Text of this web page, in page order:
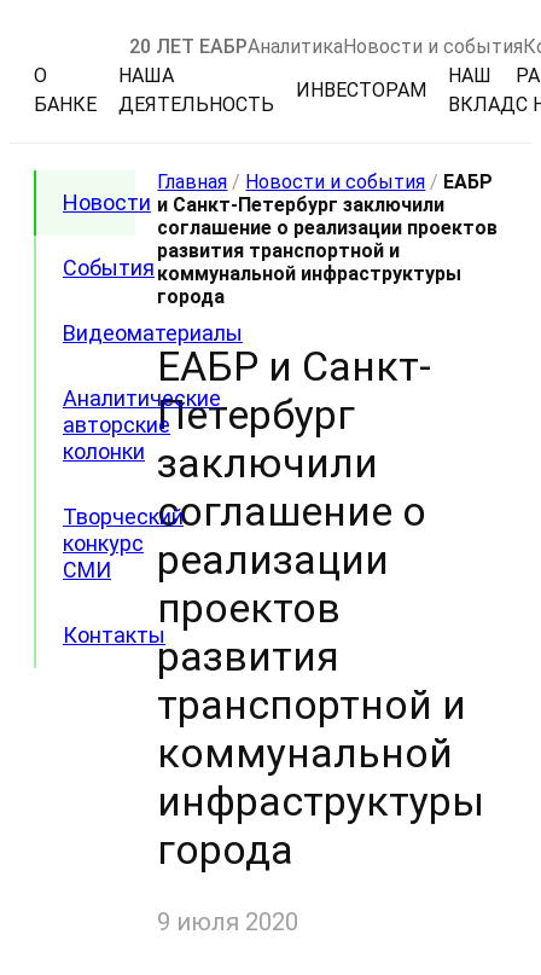
20 ЛЕТ ЕАБРАналитикаНовости и события
О
БАНКЕ
НАША
ДЕЯТЕЛЬНОСТЬ
ИНВЕСТОРАМ
НАШ
ВКЛАДС
Новости
События
Видеоматериалы
Аналитические
авторские
колонки
Творческий
конкурс
СМИ
Контакты
Главная / Новости и события / ЕАБР
и Санкт-Петербург заключили
соглашение о реализации проектов
развития транспортной и
коммунальной инфраструктуры
города
ЕАБР и Санкт-
Петербург
заключили
соглашение о
реализации
проектов
развития
транспортной и
коммунальной
инфраструктуры
города
9 июля 2020